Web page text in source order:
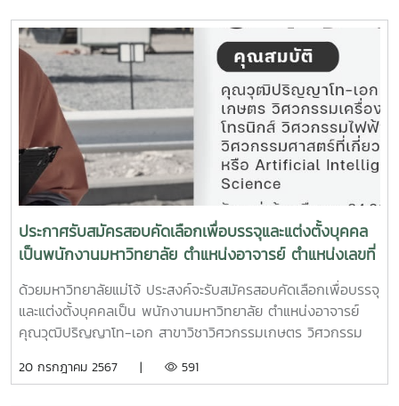
ประธานอาจารย์ผู้รับผิดหลักสูตรระดับปริญญาตรี หรือผู้แทน-
คณบดี ประธานฯหลักสูตร คณาจารย์ ร่วมผูกข้อมือรับขวัญ
นักศึกษาใหม่14.00 16.00 น. นักศึกษาพบอาจารย์ที่ปรึกษา ตาม
สาขาวิชา- สาขาวิศวกรรมเกษตร ชั้น 2 ห้อง E212- สาขา
วิศวกรรมอาหาร ชั้น 1 ห้อง E117- สาขาวิทยาศาสตร์และ
เทคโนโลยีการอาหาร ชั้น 1 ห้อง E101- สาขาเทคโนโลยีหลังการ
เก็บเกี่ยว ชั้น 1 ห้อง E122- สาขาเทคโนโลยียางและพอลิเมอร์ ชั้น
1 ห้อง E123
ประกาศรับสมัครสอบคัดเลือกเพื่อบรรจุและแต่งตั้งบุคคล
เป็นพนักงานมหาวิทยาลัย ตำแหน่งอาจารย์ ตำแหน่งเลขที่
1054 สังกัดคณะวิศวกรรมและอุตสาหกรรมเกษตร
ด้วยมหาวิทยาลัยแม่โจ้ ประสงค์จะรับสมัครสอบคัดเลือกเพื่อบรรจุ
และแต่งตั้งบุคคลเป็น พนักงานมหาวิทยาลัย ตำแหน่งอาจารย์
คุณวุฒิปริญญาโท-เอก สาขาวิชาวิศวกรรมเกษตร วิศวกรรม
วิชาวิศวกรรมศาสตร์ที่เกี่ยวข้องกับ Robotics หรือ Artificial
20 กรกฎาคม 2567 | 591